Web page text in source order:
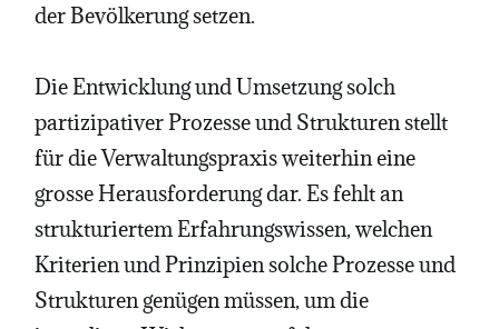
der Bevölkerung setzen.
Die Entwicklung und Umsetzung solch
partizipativer Prozesse und Strukturen stellt
für die Verwaltungspraxis weiterhin eine
grosse Herausforderung dar. Es fehlt an
strukturiertem Erfahrungswissen, welchen
Kriterien und Prinzipien solche Prozesse und
Strukturen genügen müssen, um die